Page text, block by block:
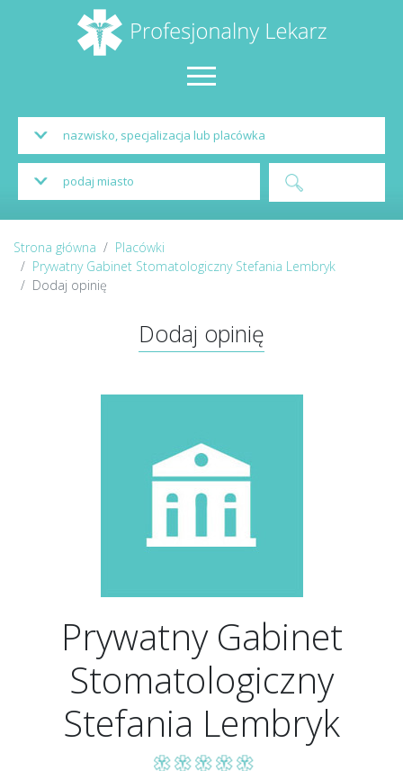
Strona główna
Placówki
Prywatny Gabinet Stomatologiczny Stefania Lembryk
Dodaj opinię
Dodaj opinię
Prywatny Gabinet
Stomatologiczny
Stefania Lembryk